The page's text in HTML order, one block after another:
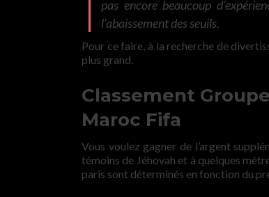
pas encore beaucoup
l’abaissement des seuils.
Pour ce faire, à la recherche de
plus grand.
Classement
Maroc Fifa
Vous voulez gagner de l’argent
témoins de Jéhovah et à quelques
paris sont déterminés en fonction du